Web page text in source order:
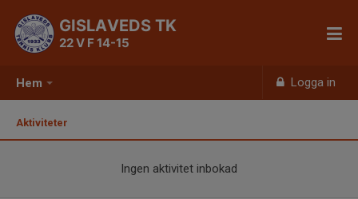
Hem Logga in
GISLAVEDS TK
22 V F 14-15
Aktiviteter
Ingen aktivitet inbokad